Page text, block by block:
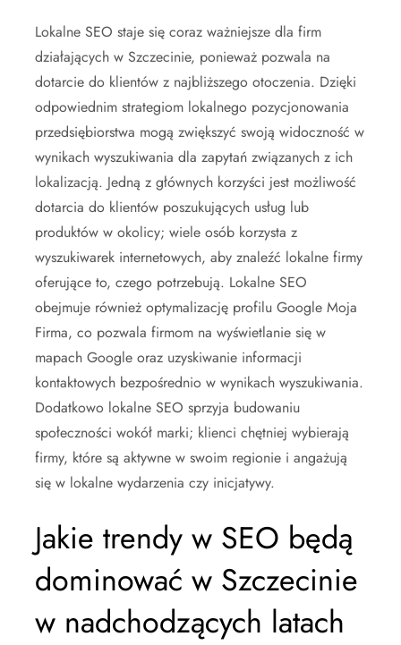
Lokalne SEO staje się coraz ważniejsze dla firm
działających w Szczecinie, ponieważ pozwala na
dotarcie do klientów z najbliższego otoczenia. Dzięki
odpowiednim strategiom lokalnego pozycjonowania
przedsiębiorstwa mogą zwiększyć swoją widoczność w
wynikach wyszukiwania dla zapytań związanych z ich
lokalizacją. Jedną z głównych korzyści jest możliwość
dotarcia do klientów poszukujących usług lub
produktów w okolicy; wiele osób korzysta z
wyszukiwarek internetowych, aby znaleźć lokalne firmy
oferujące to, czego potrzebują. Lokalne SEO
obejmuje również optymalizację profilu Google Moja
Firma, co pozwala firmom na wyświetlanie się w
mapach Google oraz uzyskiwanie informacji
kontaktowych bezpośrednio w wynikach wyszukiwania.
Dodatkowo lokalne SEO sprzyja budowaniu
społeczności wokół marki; klienci chętniej wybierają
firmy, które są aktywne w swoim regionie i angażują
się w lokalne wydarzenia czy inicjatywy.
Jakie trendy w SEO będą
dominować w Szczecinie
w nadchodzących latach